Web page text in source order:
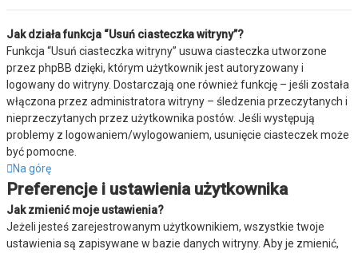
Jak działa funkcja “Usuń ciasteczka witryny”?
Funkcja “Usuń ciasteczka witryny” usuwa ciasteczka utworzone
przez phpBB dzięki, którym użytkownik jest autoryzowany i
logowany do witryny. Dostarczają one również funkcję – jeśli została
włączona przez administratora witryny – śledzenia przeczytanych i
nieprzeczytanych przez użytkownika postów. Jeśli występują
problemy z logowaniem/wylogowaniem, usunięcie ciasteczek może
być pomocne.
Na górę
Preferencje i ustawienia użytkownika
Jak zmienić moje ustawienia?
Jeżeli jesteś zarejestrowanym użytkownikiem, wszystkie twoje
ustawienia są zapisywane w bazie danych witryny. Aby je zmienić,